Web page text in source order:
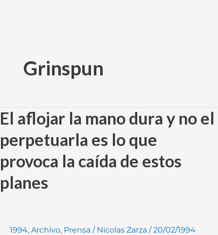
contenidoGrinspun
El aflojar la mano dura y no el
perpetuarla es lo que
provoca la caída de estos
planes
1994, Archivo, Prensa / Nicolas Zarza /20/02/1994
El
aflojar
la
mano
dura
no